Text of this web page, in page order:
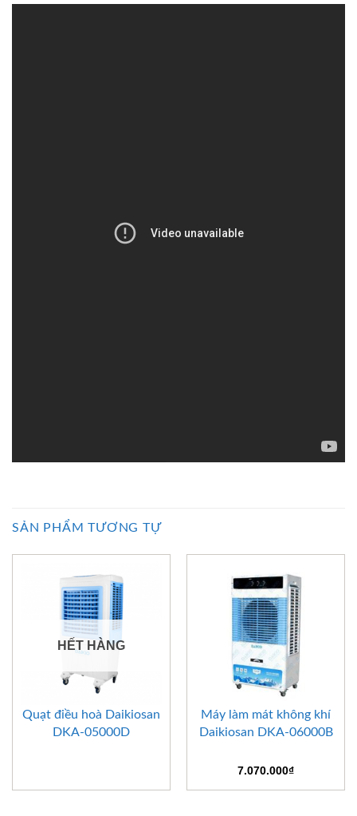
SẢN PHẨM TƯƠNG TỰ
HẾT HÀNG
Quạt điều hoà Daikiosan
DKA-05000D
Máy làm mát không khí
Daikiosan DKA-06000B
7.070.000₫